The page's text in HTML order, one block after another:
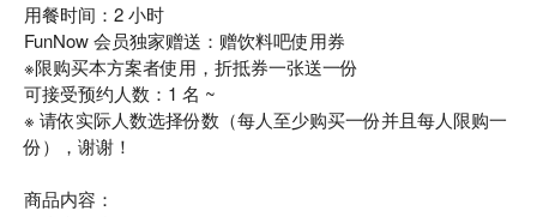
用餐时间：2 小时
FunNow 会员独家赠送：赠饮料吧使用券
※限购买本方案者使用，折抵券一张送一份
可接受预约人数：1 名 ~
※ 请依实际人数选择份数（每人至少购买一份并且每人限购一
份），谢谢！
商品内容：